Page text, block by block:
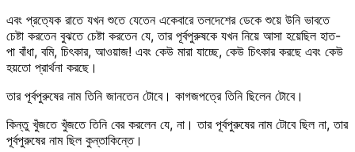
এবং প্রত্যেক রাতে যখন শুতে যেতেন একেবারে তলদেশের ডেকে শুয়ে উনি ভাবতে
চেষ্টা করতেন বুঝতে চেষ্টা করতেন যে, তার পূর্বপুরুষকে যখন নিয়ে আসা হয়েছিল হাত-
পা বাঁধা, বমি, চিৎকার, আওয়াজ! এবং কেউ মারা যাচ্ছে, কেউ চিৎকার করছে এবং কেউ
হয়তো প্রার্থনা করছে।
তার পূর্বপুরুষের নাম তিনি জানতেন টোবে। কাগজপত্রে তিনি ছিলেন টোবে।
কিন্তু খুঁজতে খুঁজতে তিনি বের করলেন যে, না। তার পূর্বপুরুষের নাম টোবে ছিল না, তার
পূর্বপুরুষের নাম ছিল কুন্তাকিন্তে।